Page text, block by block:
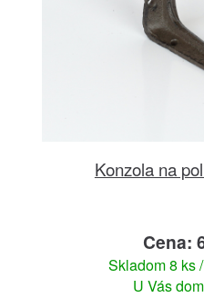
Konzola na
Cena:
Skladom 8 ks
U Vás